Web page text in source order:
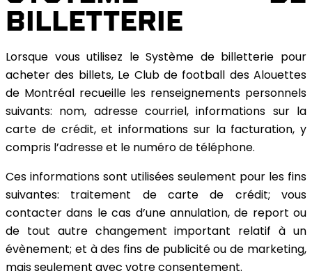
BILLETTERIE
Lorsque vous utilisez le Système de billetterie pour
acheter des billets, Le Club de football des Alouettes
de Montréal recueille les renseignements personnels
suivants: nom, adresse courriel, informations sur la
carte de crédit, et informations sur la facturation, y
compris l’adresse et le numéro de téléphone.
Ces informations sont utilisées seulement pour les fins
suivantes: traitement de carte de crédit; vous
contacter dans le cas d’une annulation, de report ou
de tout autre changement important relatif à un
évènement; et à des fins de publicité ou de marketing,
mais seulement avec votre consentement.